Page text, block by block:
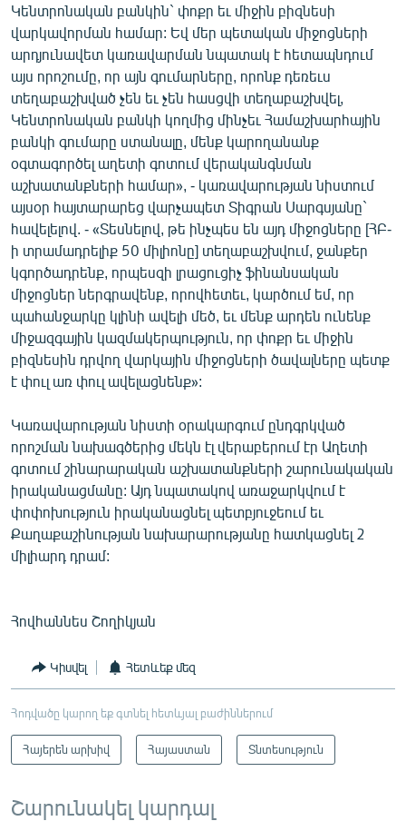
Հայերեն
English
Русский
ՀԵՏԵՎԵՔ ՄԵԶ
«Ազատության» բոլոր կայքերը
Կենտրոնական բանկին` փոքր եւ միջին բիզնեսի
վարկավորման համար: Եվ մեր պետական միջոցների
արդյունավետ կառավարման նպատակ է հետապնդում
այս որոշումը, որ այն գումարները, որոնք դեռեւս
տեղաբաշխված չեն եւ չեն հասցվի տեղաբաշխվել,
Կենտրոնական բանկի կողմից մինչեւ Համաշխարհային
բանկի գումարը ստանալը, մենք կարողանանք
օգտագործել աղետի գոտում վերականգնման
աշխատանքների համար», - կառավարության նիստում
այսօր հայտարարեց վարչապետ Տիգրան Սարգսյանը`
հավելելով. - «Տեսնելով, թե ինչպես են այդ միջոցները [ՀԲ-
ի տրամադրելիք 50 միլիոնը] տեղաբաշխվում, ջանքեր
կգործադրենք, որպեսզի լրացուցիչ ֆինանսական
միջոցներ ներգրավենք, որովհետեւ, կարծում եմ, որ
պահանջարկը կլինի ավելի մեծ, եւ մենք արդեն ունենք
միջազգային կազմակերպություն, որ փոքր եւ միջին
բիզնեսին դրվող վարկային միջոցների ծավալները պետք
է փուլ առ փուլ ավելացնենք»:
Կառավարության նիստի օրակարգում ընդգրկված
որոշման նախագծերից մեկն էլ վերաբերում էր Աղետի
գոտում շինարարական աշխատանքների շարունակական
իրականացմանը: Այդ նպատակով առաջարկվում է
փոփոխություն իրականացնել պետբյուջեում եւ
Քաղաքաշինության նախարարությանը հատկացնել 2
միլիարդ դրամ:
Հովհաննես Շողիկյան
Կիսվել Հետևեք մեզ
Հոդվածը կարող եք գտնել հետևյալ բաժիններում
Հայերեն արխիվ Հայաստան Տնտեսություն
Շարունակել կարդալ